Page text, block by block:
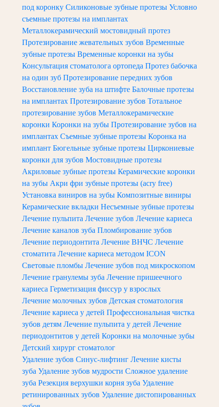
под коронку Силиконовые зубные протезы Условно
съемные протезы на имплантах
Металлокерамический мостовидный протез
Протезирование жевательных зубов Временные
зубные протезы Временные коронки на зубы
Консультация стоматолога ортопеда Протез бабочка
на один зуб Протезирование передних зубов
Восстановление зуба на штифте Балочные протезы
на имплантах Протезирование зубов Тотальное
протезирование зубов Металлокерамические
коронки Коронки на зубы Протезирование зубов на
имплантах Съемные зубные протезы Коронка на
имплант Бюгельные зубные протезы Циркониевые
коронки для зубов Мостовидные протезы
Акриловые зубные протезы Керамические коронки
на зубы Акри фри зубные протезы (acry free)
Установка виниров на зубы Композитные виниры
Керамические вкладки Несъемные зубные протезы
Лечение пульпита Лечение зубов Лечение кариеса
Лечение каналов зуба Пломбирование зубов
Лечение периодонтита Лечение ВНЧС Лечение
стоматита Лечение кариеса методом ICON
Световые пломбы Лечение зубов под микроскопом
Лечение гранулемы зуба Лечение пришеечного
кариеса Герметизация фиссур у взрослых
Лечение молочных зубов Детская стоматология
Лечение кариеса у детей Профессиональная чистка
зубов детям Лечение пульпита у детей Лечение
периодонтитов у детей Коронки на молочные зубы
Детский хирург стоматолог
Удаление зубов Синус-лифтинг Лечение кисты
зуба Удаление зубов мудрости Сложное удаление
зуба Резекция верхушки корня зуба Удаление
ретинированных зубов Удаление дистопированных